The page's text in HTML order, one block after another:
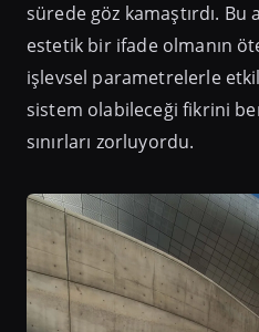
sürede göz kamaştırdı.
estetik bir ifade olmanın
işlevsel parametrelerle
sistem olabileceği fikrini
sınırları zorluyordu.